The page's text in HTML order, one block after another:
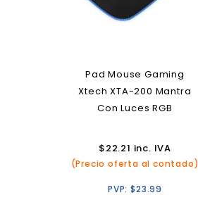
Pad Mouse Gaming
Xtech XTA-200 Mantra
Con Luces RGB
$22.21 inc. IVA
(Precio oferta al contado)
PVP:$23.99